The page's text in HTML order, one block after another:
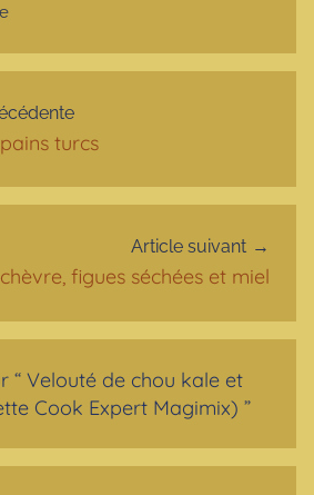
turcs
Article suivant
figues séchées et miel
“ Velouté de chou kale et
Cook Expert Magimix) ”